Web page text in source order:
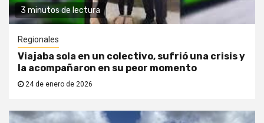
3 minutos de lectura
Regionales
Viajaba sola en un colectivo, sufrió una crisis y
la acompañaron en su peor momento
24 de enero de 2026